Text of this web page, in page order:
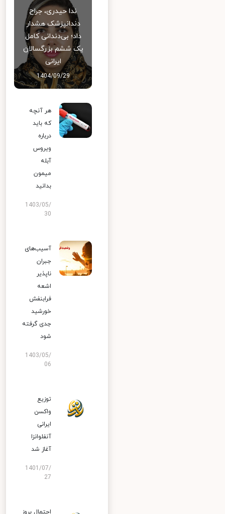
ندا حیدری، جراح
دندانپزشک هشدار
داد؛ بی‌دندانی کامل
یک ششم بزرگسالان
ایرانی
1404/09/29
هر آنچه
که باید
درباره
ویروس
آبله
میمون
بدانید
1403/05/
30
آسیب‌های
جبران
ناپذیر
اشعه
فرابنفش
خورشید
جدی گرفته
شود
1403/05/
06
توزیع
واکسن
ایرانی
آنفلوانزا
آغاز شد
1401/07/
27
احتمال بروز